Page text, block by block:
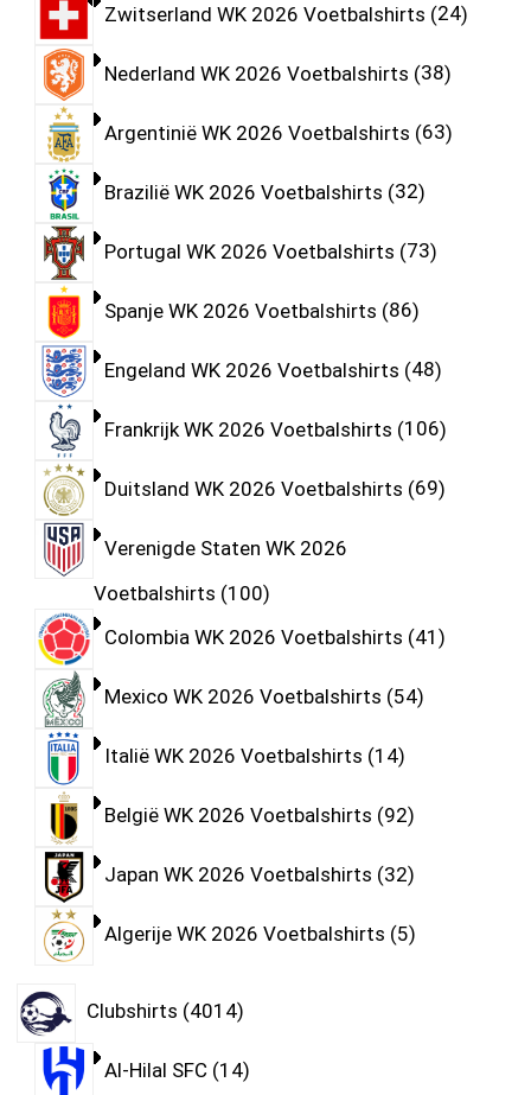
Zwitserland WK 2026 Voetbalshirts 24
Nederland WK 2026 Voetbalshirts 38
Argentinië WK 2026 Voetbalshirts 63
Brazilië WK 2026 Voetbalshirts 32
Portugal WK 2026 Voetbalshirts 73
Spanje WK 2026 Voetbalshirts 86
Engeland WK 2026 Voetbalshirts 48
Frankrijk WK 2026 Voetbalshirts 106
Duitsland WK 2026 Voetbalshirts 69
Verenigde Staten WK 2026
Voetbalshirts 100
Colombia WK 2026 Voetbalshirts 41
Mexico WK 2026 Voetbalshirts 54
Italië WK 2026 Voetbalshirts 14
België WK 2026 Voetbalshirts 92
Japan WK 2026 Voetbalshirts 32
Algerije WK 2026 Voetbalshirts 5
Clubshirts 4014
Al-Hilal SFC 14